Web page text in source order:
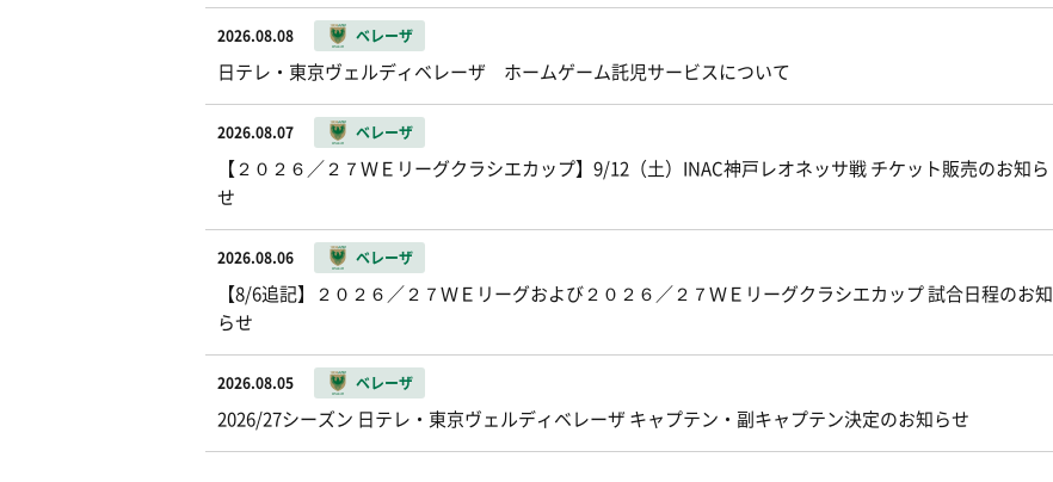
2026.08.08 ベレーザ
日テレ・東京ヴェルディベレーザ ホームゲーム託児サービスについて
2026.08.07 ベレーザ
【２０２６／２７ＷＥリーグクラシエカップ】9/12（土）INAC神戸レオネッサ戦 チケット販売のお知ら
せ
2026.08.06 ベレーザ
【8/6追記】２０２６／２７ＷＥリーグおよび２０２６／２７ＷＥリーグクラシエカップ 試合日程のお知
らせ
2026.08.05 ベレーザ
2026/27シーズン 日テレ・東京ヴェルディベレーザ キャプテン・副キャプテン決定のお知らせ